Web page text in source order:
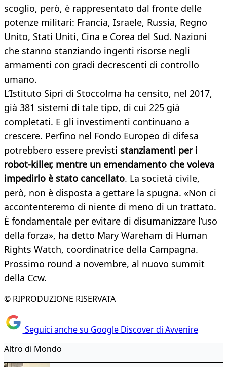
scoglio, però, è rappresentato dal fronte delle
potenze militari: Francia, Israele, Russia, Regno
Unito, Stati Uniti, Cina e Corea del Sud. Nazioni
che stanno stanziando ingenti risorse negli
armamenti con gradi decrescenti di controllo
umano.
L’Istituto Sipri di Stoccolma ha censito, nel 2017,
già 381 sistemi di tale tipo, di cui 225 già
completati. E gli investimenti continuano a
crescere. Perfino nel Fondo Europeo di difesa
potrebbero essere previsti stanziamenti per i
robot-killer, mentre un emendamento che voleva
impedirlo è stato cancellato. La società civile,
però, non è disposta a gettare la spugna. «Non ci
accontenteremo di niente di meno di un trattato.
È fondamentale per evitare di disumanizzare l’uso
della forza», ha detto Mary Wareham di Human
Rights Watch, coordinatrice della Campagna.
Prossimo round a novembre, al nuovo summit
della Ccw.
© RIPRODUZIONE RISERVATA
Seguici anche su Google Discover di Avvenire
Altro di Mondo